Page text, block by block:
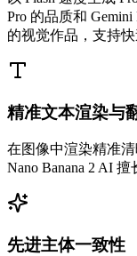
Pro 的品质和
的视觉作品，支持快
精准文本渲染与
在图像中渲染精准
Nano Banana 2 AI
先进主体一致性